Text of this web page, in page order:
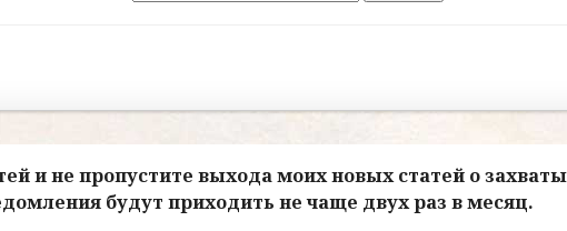
и не пропустите выхода моих новых статей о
будут приходить не чаще двух раз в месяц.